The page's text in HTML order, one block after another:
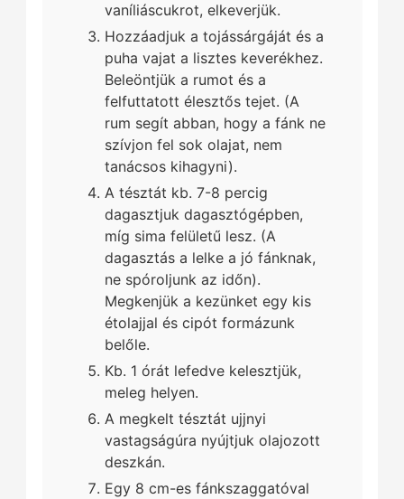
vaníliáscukrot, elkeverjük.
Hozzáadjuk a tojássárgáját és a
puha vajat a lisztes keverékhez.
Beleöntjük a rumot és a
felfuttatott élesztős tejet. (A
rum segít abban, hogy a fánk ne
szívjon fel sok olajat, nem
tanácsos kihagyni).
A tésztát kb. 7-8 percig
dagasztjuk dagasztógépben,
míg sima felületű lesz. (A
dagasztás a lelke a jó fánknak,
ne spóroljunk az időn).
Megkenjük a kezünket egy kis
étolajjal és cipót formázunk
belőle.
Kb. 1 órát lefedve kelesztjük,
meleg helyen.
A megkelt tésztát ujjnyi
vastagságúra nyújtjuk olajozott
deszkán.
Egy 8 cm-es fánkszaggatóval